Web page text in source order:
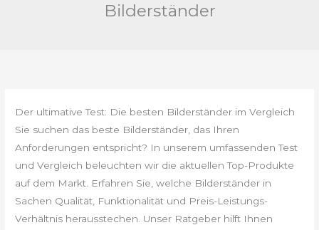
Bilderständer
Der ultimative Test: Die besten Bilderständer im Vergleich
Sie suchen das beste Bilderständer, das Ihren
Anforderungen entspricht? In unserem umfassenden Test
und Vergleich beleuchten wir die aktuellen Top-Produkte
auf dem Markt. Erfahren Sie, welche Bilderständer in
Sachen Qualität, Funktionalität und Preis-Leistungs-
Verhältnis herausstechen. Unser Ratgeber hilft Ihnen